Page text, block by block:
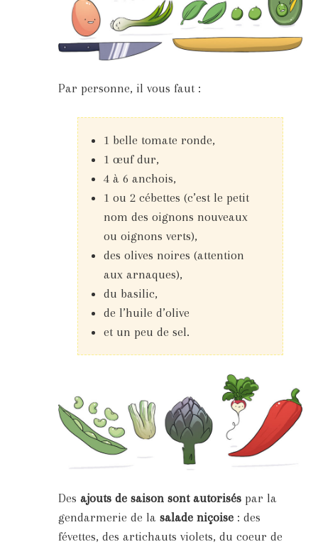
Par personne, il vous faut :
1 belle tomate ronde,
1 œuf dur,
4 à 6 anchois,
1 ou 2 cébettes (c’est le petit
nom des oignons nouveaux
ou oignons verts),
des olives noires (attention
aux arnaques),
du basilic,
de l’huile d’olive
et un peu de sel.
Des ajouts de saison sont autorisés par la
gendarmerie de lasalade niçoise : des
févettes, des artichauts violets, du coeur de